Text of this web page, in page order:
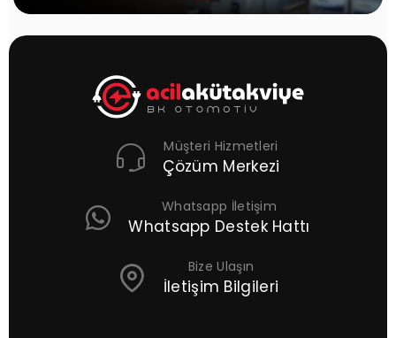
Müşteri Hizmetleri
Çözüm Merkezi
Whatsapp İletişim
Whatsapp Destek Hattı
Bize Ulaşın
İletişim Bilgileri